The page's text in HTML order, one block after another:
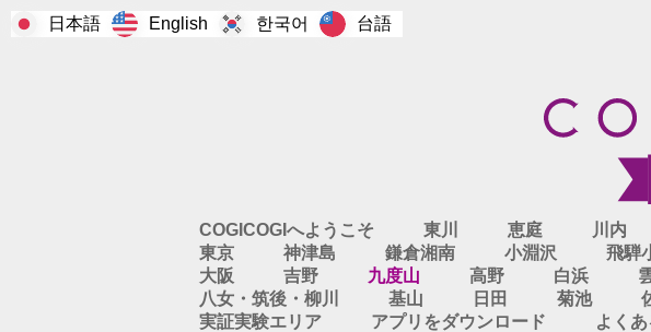
COGICOGIへようこそ 東川 恵庭 川内
東京
神津島 鎌倉湘南 小淵沢 飛騨
大阪
吉野 九度山 高野 白浜
八女・筑後・柳川
基山 日田 菊池
実証実験エリア
アプリをダウンロード よく
日本語 English 한국어 台語